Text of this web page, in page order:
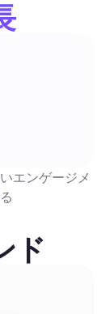
います。このコピ
、法的リスクを低
エンゲージメ
ド